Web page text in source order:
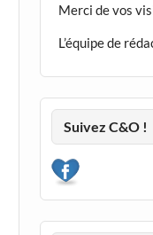
Merci de vos
L’équipe de
Suivez C&O !